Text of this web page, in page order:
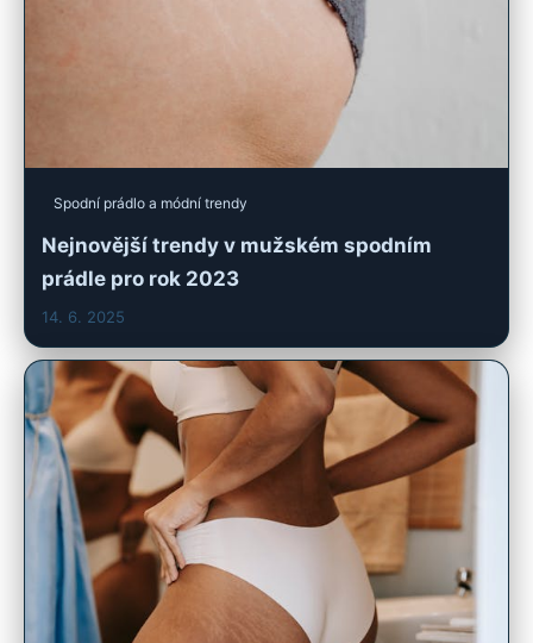
Spodní prádlo a módní trendy
Nejnovější trendy v mužském spodním
prádle pro rok 2023
14. 6. 2025